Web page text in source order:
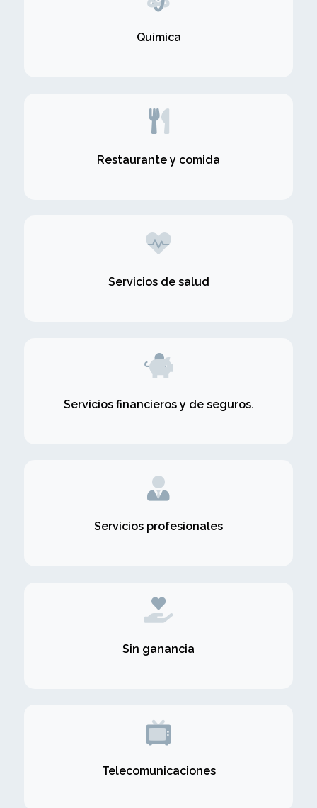
Química
Restaurante y comida
Servicios de salud
Servicios financieros y de seguros.
Servicios profesionales
Sin ganancia
Telecomunicaciones